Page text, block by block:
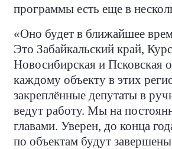
программы есть еще в
«Оно будет в ближайшее
Это Забайкальский край,
Новосибирская и Псковская
каждому объекту в этих
закреплённые депутаты в
ведут работу. Мы на
главами. Уверен, до конца
по объектам будут